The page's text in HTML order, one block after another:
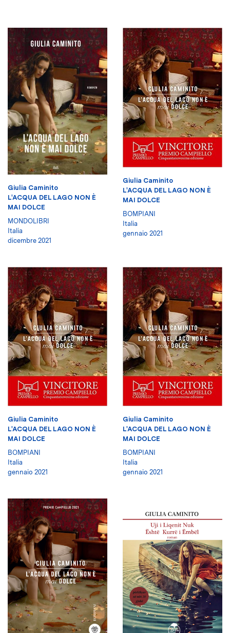
Giulia Caminito
L'ACQUA DEL LAGO NON È
MAI DOLCE
MONDOLIBRI
Italia
dicembre 2021
Giulia Caminito
L'ACQUA DEL LAGO NON È
MAI DOLCE
BOMPIANI
Italia
gennaio 2021
Giulia Caminito
L'ACQUA DEL LAGO NON È
MAI DOLCE
BOMPIANI
Italia
gennaio 2021
Giulia Caminito
L'ACQUA DEL LAGO NON È
MAI DOLCE
BOMPIANI
Italia
gennaio 2021